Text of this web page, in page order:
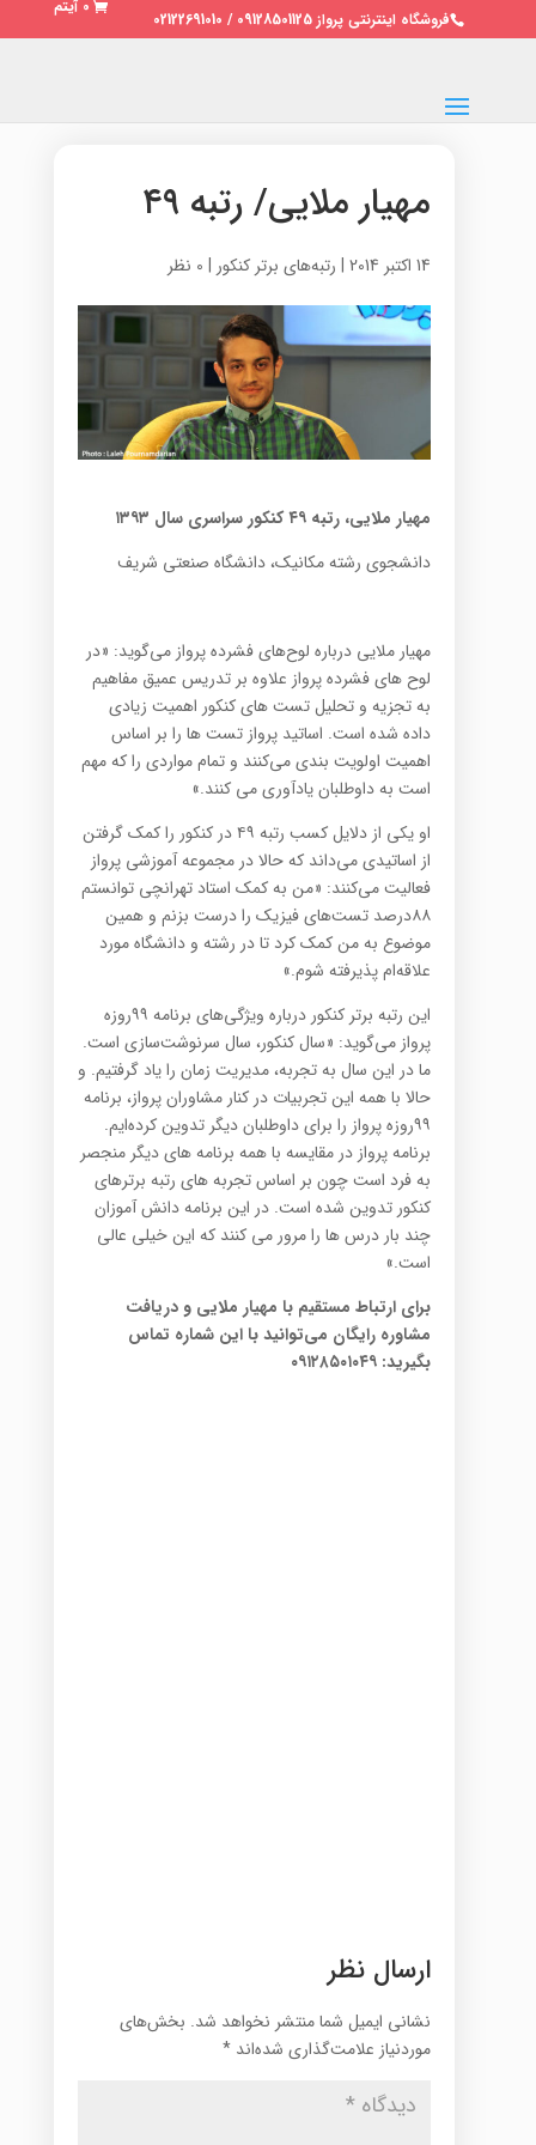
فروشگاه اینترنتی پرواز 09128501125 / 02122691010
0 آیتم
مهیار ملایی/ رتبه ۴۹
14 اکتبر 2014 | رتبه‌های برتر کنکور | 0 نظر
مهیار ملایی، رتبه ۴۹ کنکور سراسری سال ۱۳۹۳
دانشجوی رشته مکانیک، دانشگاه صنعتی شریف
مهیار ملایی درباره لوح‌های فشرده پرواز می‌گوید: «در
لوح های فشرده پرواز علاوه بر تدریس عمیق مفاهیم
به تجزیه و تحلیل تست های کنکور اهمیت زیادی
داده شده است. اساتید پرواز تست ها را بر اساس
اهمیت اولویت بندی می‌کنند و تمام مواردی را که مهم
است به داوطلبان یادآوری می کنند.»
او یکی از دلایل کسب رتبه ۴۹ در کنکور را کمک گرفتن
از اساتیدی می‌داند که حالا در مجموعه آموزشی پرواز
فعالیت می‌کنند: «من به کمک استاد تهرانچی توانستم
۸۸درصد تست‌های فیزیک را درست بزنم و همین
موضوع به من کمک کرد تا در رشته و دانشگاه مورد
علاقه‌ام پذیرفته شوم.»
این رتبه برتر کنکور درباره ویژگی‌های برنامه ۹۹روزه
پرواز می‌گوید: «سال کنکور، سال سرنوشت‌سازی است.
ما در این سال به تجربه، مدیریت زمان را یاد گرفتیم. و
حالا با همه این تجربیات در کنار مشاوران پرواز، برنامه
۹۹روزه پرواز را برای داوطلبان دیگر تدوین کرده‌ایم.
برنامه پرواز در مقایسه با همه برنامه های دیگر منجصر
به فرد است چون بر اساس تجربه های رتبه برترهای
کنکور تدوین شده است. در این برنامه دانش آموزان
چند بار درس ها را مرور می کنند که این خیلی عالی
است.»
برای ارتباط مستقیم با مهیار ملایی و دریافت
مشاوره رایگان می‌توانید با این شماره تماس
بگیرید: ۰۹۱۲۸۵۰۱۰۴۹
ارسال نظر
نشانی ایمیل شما منتشر نخواهد شد. بخش‌های
موردنیاز علامت‌گذاری شده‌اند *